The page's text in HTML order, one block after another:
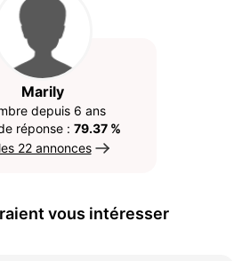
Marily
depuis 6 ans
réponse : 79.37 %
22 annonces
vous intéresser